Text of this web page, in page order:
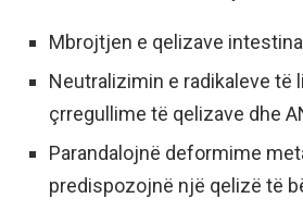
Mbrojtjen e qelizave
Neutralizimin e radikaleve të
çrregullime të qelizave dhe
Parandalojnë deformime
predispozojnë një qelizë të